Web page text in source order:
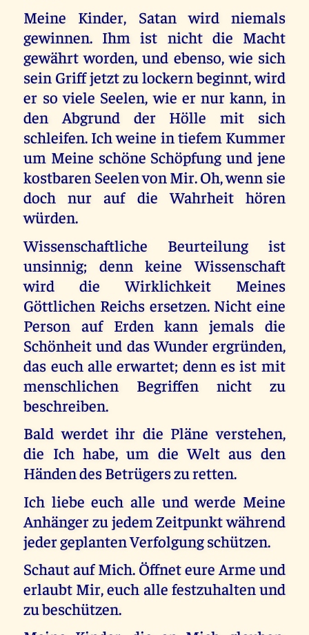
Meine Kinder, Satan wird niemals
gewinnen. Ihm ist nicht die Macht
gewährt worden, und ebenso, wie sich
sein Griff jetzt zu lockern beginnt, wird
er so viele Seelen, wie er nur kann, in
den Abgrund der Hölle mit sich
schleifen. Ich weine in tiefem Kummer
um Meine schöne Schöpfung und jene
kostbaren Seelen von Mir. Oh, wenn sie
doch nur auf die Wahrheit hören
würden.
Wissenschaftliche Beurteilung ist
unsinnig; denn keine Wissenschaft
wird die Wirklichkeit Meines
Göttlichen Reichs ersetzen. Nicht eine
Person auf Erden kann jemals die
Schönheit und das Wunder ergründen,
das euch alle erwartet; denn es ist mit
menschlichen Begriffen nicht zu
beschreiben.
Bald werdet ihr die Pläne verstehen,
die Ich habe, um die Welt aus den
Händen des Betrügers zu retten.
Ich liebe euch alle und werde Meine
Anhänger zu jedem Zeitpunkt während
jeder geplanten Verfolgung schützen.
Schaut auf Mich. Öffnet eure Arme und
erlaubt Mir, euch alle festzuhalten und
zu beschützen.